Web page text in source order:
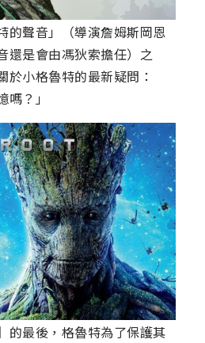
聲音」（導演詹姆斯岡恩
還是會由馮狄索擔任）之
於小格魯特的最新疑問：
嗎？」
最後，格魯特為了保護其